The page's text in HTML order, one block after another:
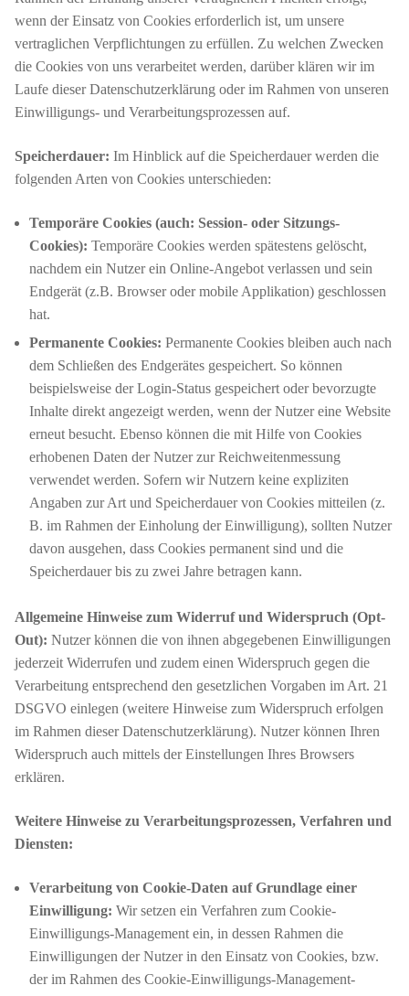
wenn der Einsatz von Cookies erforderlich ist, um unsere
vertraglichen Verpflichtungen zu erfüllen. Zu welchen Zwecken
die Cookies von uns verarbeitet werden, darüber klären wir im
Laufe dieser Datenschutzerklärung oder im Rahmen von unseren
Einwilligungs- und Verarbeitungsprozessen auf.
Speicherdauer: Im Hinblick auf die Speicherdauer werden die
folgenden Arten von Cookies unterschieden:
Temporäre Cookies (auch: Session- oder Sitzungs-
Cookies): Temporäre Cookies werden spätestens gelöscht,
nachdem ein Nutzer ein Online-Angebot verlassen und sein
Endgerät (z.B. Browser oder mobile Applikation) geschlossen
hat.
Permanente Cookies: Permanente Cookies bleiben auch nach
dem Schließen des Endgerätes gespeichert. So können
beispielsweise der Login-Status gespeichert oder bevorzugte
Inhalte direkt angezeigt werden, wenn der Nutzer eine Website
erneut besucht. Ebenso können die mit Hilfe von Cookies
erhobenen Daten der Nutzer zur Reichweitenmessung
verwendet werden. Sofern wir Nutzern keine expliziten
Angaben zur Art und Speicherdauer von Cookies mitteilen (z.
B. im Rahmen der Einholung der Einwilligung), sollten Nutzer
davon ausgehen, dass Cookies permanent sind und die
Speicherdauer bis zu zwei Jahre betragen kann.
Allgemeine Hinweise zum Widerruf und Widerspruch (Opt-
Out): Nutzer können die von ihnen abgegebenen Einwilligungen
jederzeit Widerrufen und zudem einen Widerspruch gegen die
Verarbeitung entsprechend den gesetzlichen Vorgaben im Art. 21
DSGVO einlegen (weitere Hinweise zum Widerspruch erfolgen
im Rahmen dieser Datenschutzerklärung). Nutzer können Ihren
Widerspruch auch mittels der Einstellungen Ihres Browsers
erklären.
Weitere Hinweise zu Verarbeitungsprozessen, Verfahren und
Diensten:
Verarbeitung von Cookie-Daten auf Grundlage einer
Einwilligung: Wir setzen ein Verfahren zum Cookie-
Einwilligungs-Management ein, in dessen Rahmen die
Einwilligungen der Nutzer in den Einsatz von Cookies, bzw.
der im Rahmen des Cookie-Einwilligungs-Management-